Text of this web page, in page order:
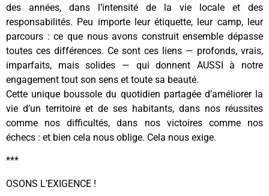
des années, dans l’intensité de la vie locale et des
responsabilités. Peu importe leur étiquette, leur camp, leur
parcours : ce que nous avons construit ensemble dépasse
toutes ces différences. Ce sont ces liens — profonds, vrais,
imparfaits, mais solides — qui donnent AUSSI à notre
engagement tout son sens et toute sa beauté.
Cette unique boussole du quotidien partagée d’améliorer la
vie d’un territoire et de ses habitants, dans nos réussites
comme nos difficultés, dans nos victoires comme nos
échecs : et bien cela nous oblige. Cela nous exige.
***
OSONS L’EXIGENCE !